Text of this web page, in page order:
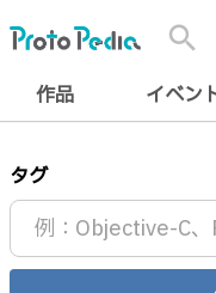
search
作品 イベン
タグ